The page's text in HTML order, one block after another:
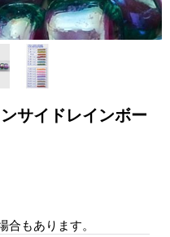
サイドレインボー
合もあります。